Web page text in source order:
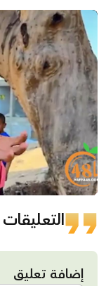
التعليقات
إضافة تعليق